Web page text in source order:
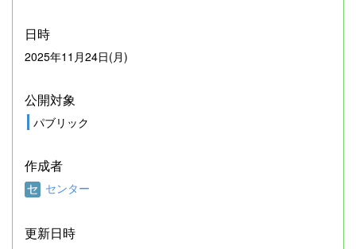
日時
2025年11月24日(月)
公開対象
パブリック
作成者
センター
更新日時